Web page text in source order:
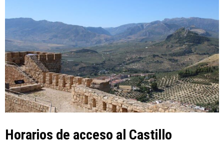
Horarios de acceso al Castillo